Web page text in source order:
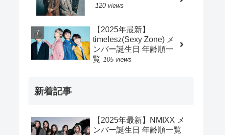
120 views
【2025年最新】
timelesz(Sexy Zone) メ
ンバー誕生日 年齢順一
覧 105 views
新着記事
【2025年最新】NMIXX メ
ンバー誕生日 年齢順一覧